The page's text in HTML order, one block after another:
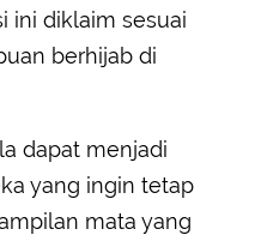
ini diklaim sesuai
berhijab di
dapat menjadi
yang ingin tetap
mata yang